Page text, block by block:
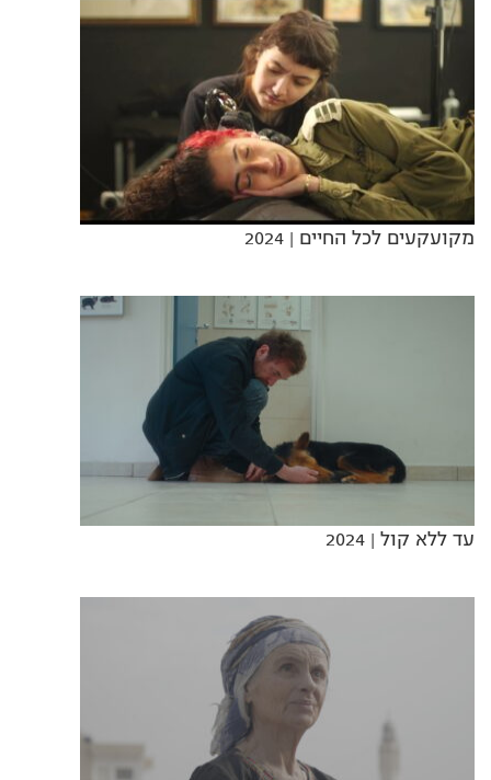
מקועקעים לכל החיים | 2024
עד ללא קול | 2024